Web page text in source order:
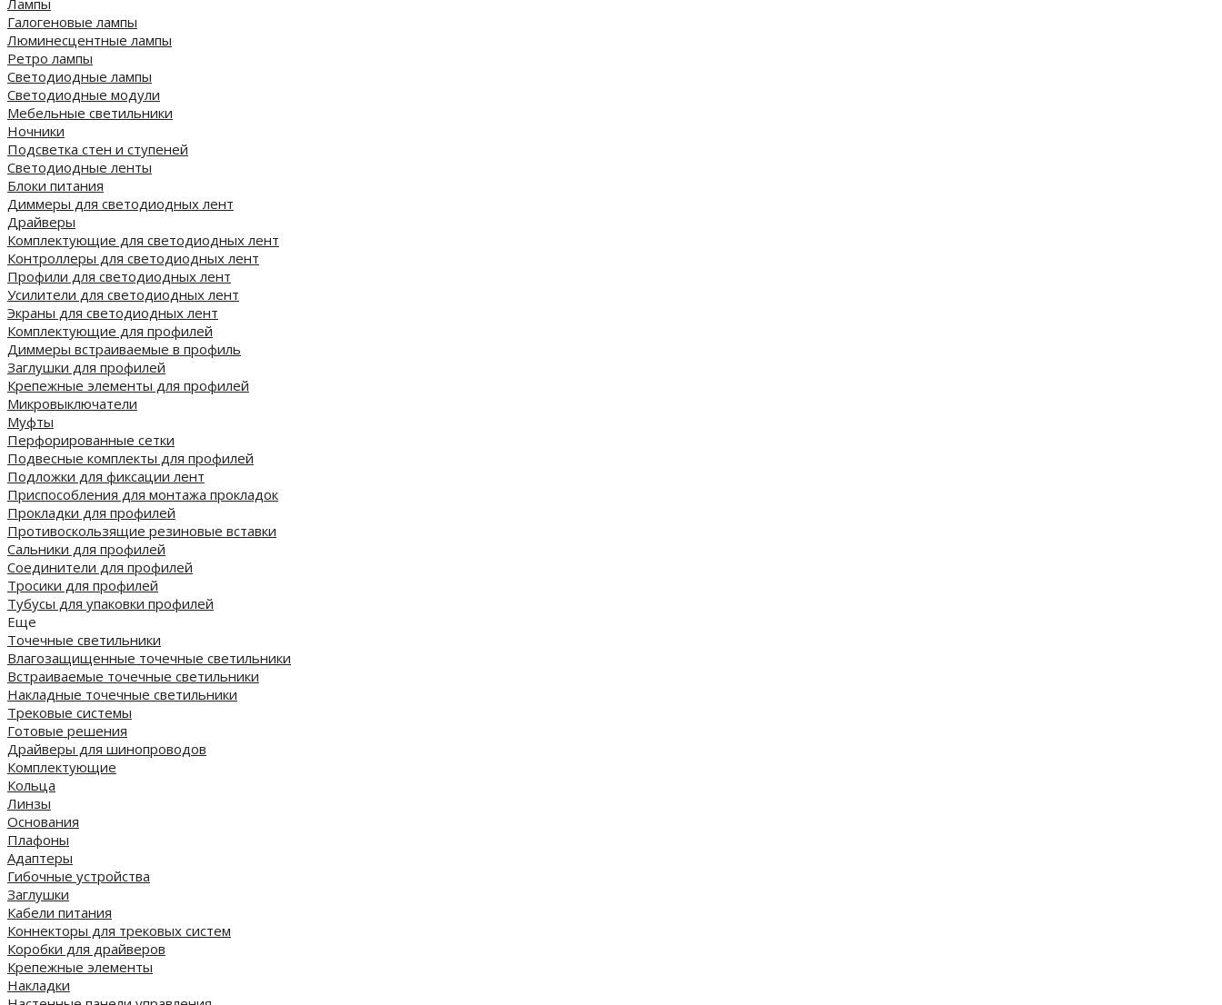
Лампы
Галогеновые лампы
Люминесцентные лампы
Ретро лампы
Светодиодные лампы
Светодиодные модули
Мебельные светильники
Ночники
Подсветка стен и ступеней
Светодиодные ленты
Блоки питания
Диммеры для светодиодных лент
Драйверы
Комплектующие для светодиодных лент
Контроллеры для светодиодных лент
Профили для светодиодных лент
Усилители для светодиодных лент
Экраны для светодиодных лент
Комплектующие для профилей
Диммеры встраиваемые в профиль
Заглушки для профилей
Крепежные элементы для профилей
Микровыключатели
Муфты
Перфорированные сетки
Подвесные комплекты для профилей
Подложки для фиксации лент
Приспособления для монтажа прокладок
Прокладки для профилей
Противоскользящие резиновые вставки
Сальники для профилей
Соединители для профилей
Тросики для профилей
Тубусы для упаковки профилей
Еще
Точечные светильники
Влагозащищенные точечные светильники
Встраиваемые точечные светильники
Накладные точечные светильники
Трековые системы
Готовые решения
Драйверы для шинопроводов
Комплектующие
Кольца
Линзы
Основания
Плафоны
Адаптеры
Гибочные устройства
Заглушки
Кабели питания
Коннекторы для трековых систем
Коробки для драйверов
Крепежные элементы
Накладки